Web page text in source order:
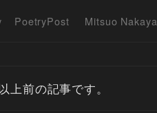
PoetryPost Mitsuo Nakaya
上前の記事です。